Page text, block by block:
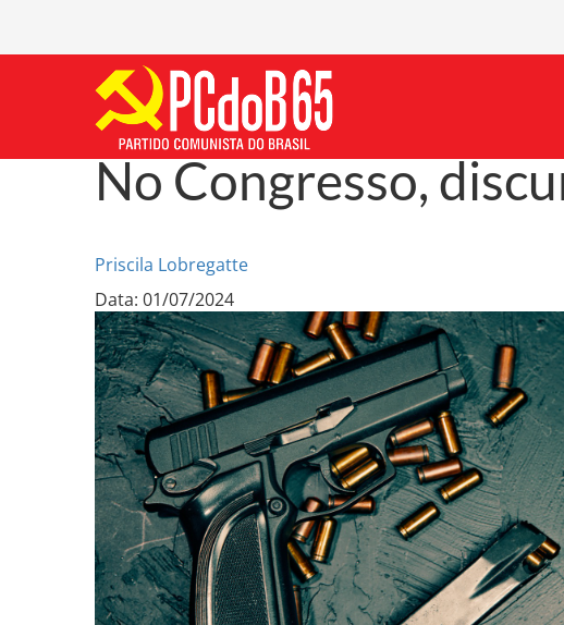
No Congresso,
Priscila Lobregatte
Data: 01/07/2024